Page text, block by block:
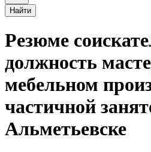
Найти
Резюме
должность
мебельном
частичной
Альметьевске